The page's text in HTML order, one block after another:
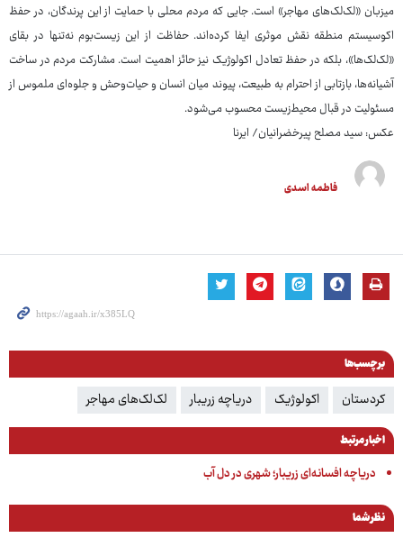
میزبان «لک‌لک‌های مهاجر» است. جایی که مردم محلی با حمایت از این پرندگان، در حفظ
اکوسیستم منطقه نقش موثری ایفا کرده‌اند. حفاظت از این زیست‌بوم نه‌تنها در بقای
«لک‌لک‌ها»، بلکه در حفظ تعادل اکولوژیک نیز حائز اهمیت است. مشارکت مردم در ساخت
آشیانه‌ها، بازتابی از احترام به طبیعت، پیوند میان انسان و حیات‌وحش و جلوه‌ای ملموس از
مسئولیت در قبال محیط‌زیست محسوب می‌شود.
عکس: سید مصلح پیرخضرانیان/ ایرنا
فاطمه اسدی
برچسب‌ها
کردستان اکولوژیک دریاچه زریبار لک‌لک‌های مهاجر
اخبار مرتبط
دریاچه افسانه‌ای زریبار؛ شهری در دل آب
نظر شما